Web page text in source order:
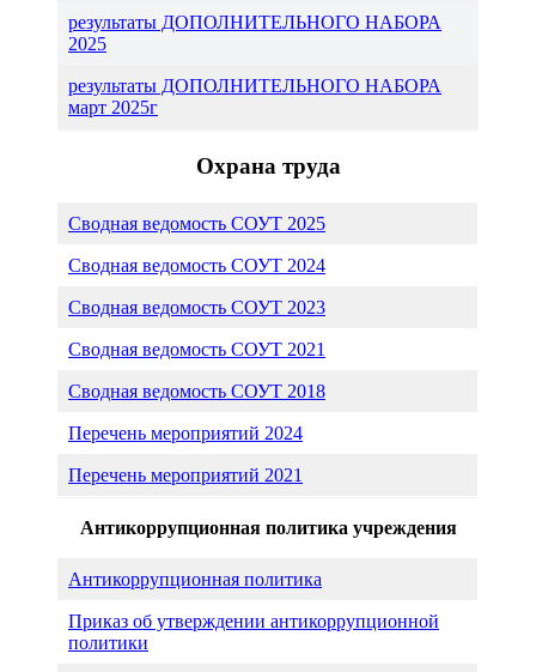
результаты ДОПОЛНИТЕЛЬНОГО НАБОРА
2025
результаты ДОПОЛНИТЕЛЬНОГО НАБОРА
март 2025г
Охрана труда
Сводная ведомость СОУТ 2025
Сводная ведомость СОУТ 2024
Сводная ведомость СОУТ 2023
Сводная ведомость СОУТ 2021
Сводная ведомость СОУТ 2018
Перечень мероприятий 2024
Перечень мероприятий 2021
Антикоррупционная политика учреждения
Антикоррупционная политика
Приказ об утверждении антикоррупционной
политики